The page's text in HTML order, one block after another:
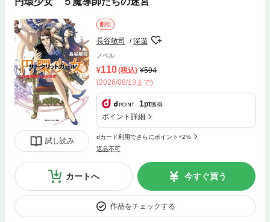
試し読み
割引
長谷敏司 深遊
ノベル
110(税込)
594
(2026/08/13まで)
1pt獲得
ポイント詳細
dカード利用でさらにポイント+2%
返品不可
カートへ 今すぐ買う
作品をチェックする